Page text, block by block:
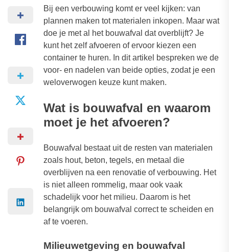
Bij een verbouwing komt er veel kijken: van
plannen maken tot materialen inkopen. Maar wat
doe je met al het bouwafval dat overblijft? Je
kunt het zelf afvoeren of ervoor kiezen een
container te huren. In dit artikel bespreken we de
voor- en nadelen van beide opties, zodat je een
weloverwogen keuze kunt maken.
Wat is bouwafval en waarom
moet je het afvoeren?
Bouwafval bestaat uit de resten van materialen
zoals hout, beton, tegels, en metaal die
overblijven na een renovatie of verbouwing. Het
is niet alleen rommelig, maar ook vaak
schadelijk voor het milieu. Daarom is het
belangrijk om bouwafval correct te scheiden en
af te voeren.
Milieuwetgeving en bouwafval